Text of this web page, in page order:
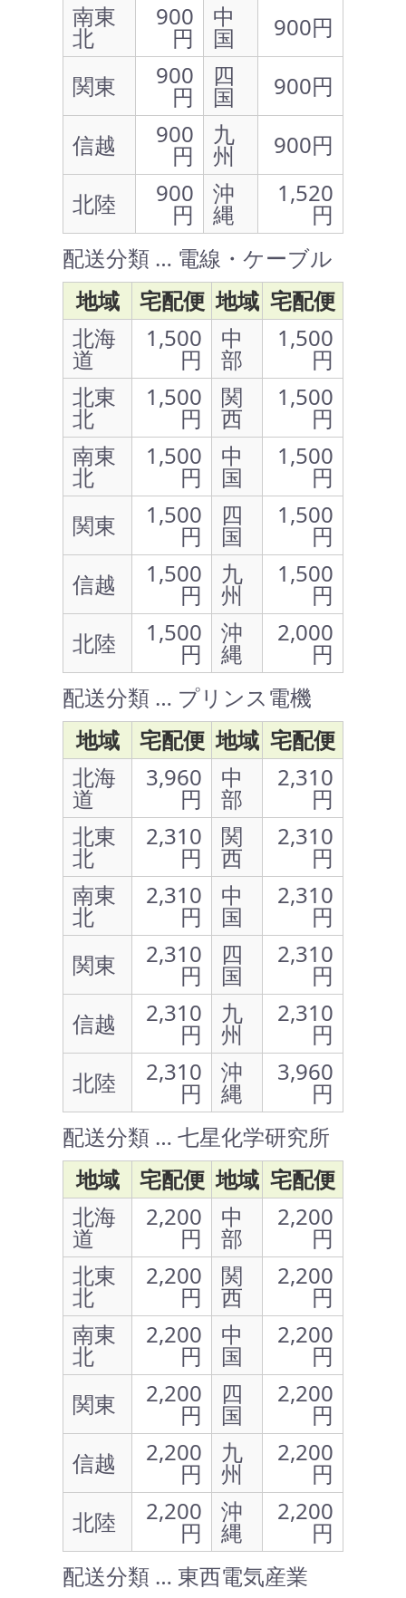
南東
北
900
円
中
国
900円
関東
900
円
四
国
900円
信越
900
円
九
州
900円
北陸
900
円
沖
縄
1,520
円
配送分類 … 電線・ケーブル
地域
宅配便 地域 宅配便
北海
道
1,500
円
中
部
1,500
円
北東
北
1,500
円
関
西
1,500
円
南東
北
1,500
円
中
国
1,500
円
関東
1,500
円
四
国
1,500
円
信越
1,500
円
九
州
1,500
円
北陸
1,500
円
沖
縄
2,000
円
配送分類 … プリンス電機
地域
宅配便 地域 宅配便
北海
道
3,960
円
中
部
2,310
円
北東
北
2,310
円
関
西
2,310
円
南東
北
2,310
円
中
国
2,310
円
関東
2,310
円
四
国
2,310
円
信越
2,310
円
九
州
2,310
円
北陸
2,310
円
沖
縄
3,960
円
配送分類 … 七星化学研究所
地域
宅配便 地域 宅配便
北海
道
2,200
円
中
部
2,200
円
北東
北
2,200
円
関
西
2,200
円
南東
北
2,200
円
中
国
2,200
円
関東
2,200
円
四
国
2,200
円
信越
2,200
円
九
州
2,200
円
北陸
2,200
円
沖
縄
2,200
円
配送分類 … 東西電気産業